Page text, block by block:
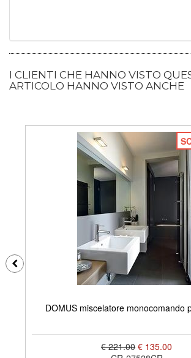
I CLIENTI CHE HANNO VISTO
ARTICOLO HANNO VISTO ANCHE
DOMUS miscelatore monocomando
€ 221.00 € 135.00